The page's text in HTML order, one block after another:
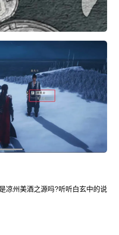
凉州美酒之源吗?听听白玄中的说